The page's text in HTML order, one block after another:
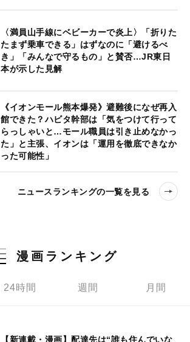
〈満員山手線にベビーカーで炎上〉「折りた
たまず乗車できる」はずなのに「避けるべ
き」「みんなで守るもの」と賛否…JR東日
本が示した見解
《イオンモール熊本爆発》避難後になぜ再入
館できた？ハビタ幹部は「気をつけて行って
らっしゃいと…モール職員は引き止めなかっ
た」と主張、イオンは「運用を徹底できなか
った可能性」
ニュースランキングの一覧を見る
漫画ランキング
24時間 週間 月間
【新連載・漫画】配達先は“誰も住んでいな